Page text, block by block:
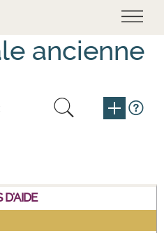
ancienne
D'AIDE